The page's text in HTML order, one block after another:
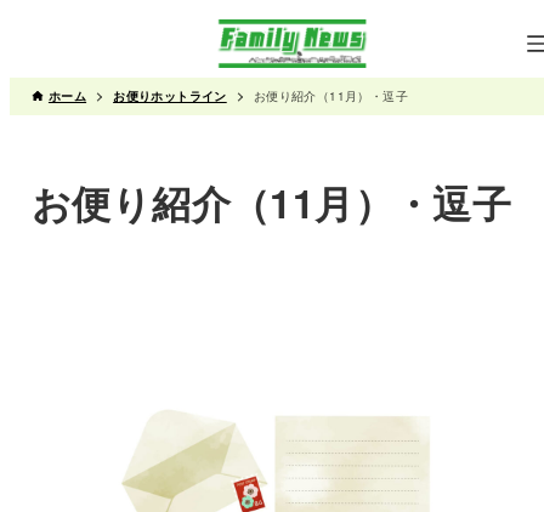
ホーム お便りホットライン お便り紹介（11月）・逗子
お便り紹介（11月）・逗子